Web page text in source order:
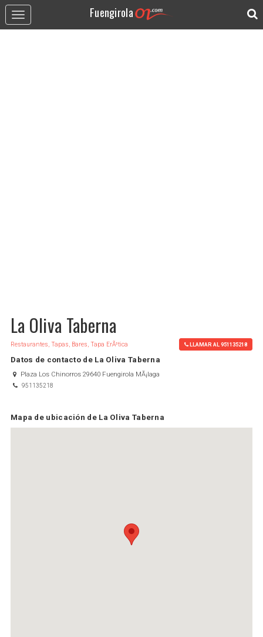
Toggle
navigation
Fuengirola
La Oliva Taberna
Restaurantes, Tapas, Bares, Tapa ErÃ³tica LLAMAR AL 951135218
Datos de contacto de La Oliva Taberna
Plaza Los Chinorros 29640 Fuengirola MÃ¡laga
951135218
Mapa de ubicación de La Oliva Taberna